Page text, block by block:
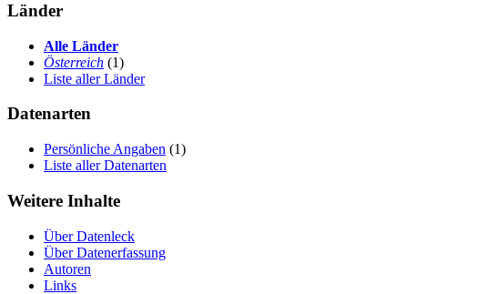
Länder
Alle Länder
Österreich (1)
Liste aller Länder
Datenarten
Persönliche Angaben (1)
Liste aller Datenarten
Weitere Inhalte
Über Datenleck
Über Datenerfassung
Autoren
Links